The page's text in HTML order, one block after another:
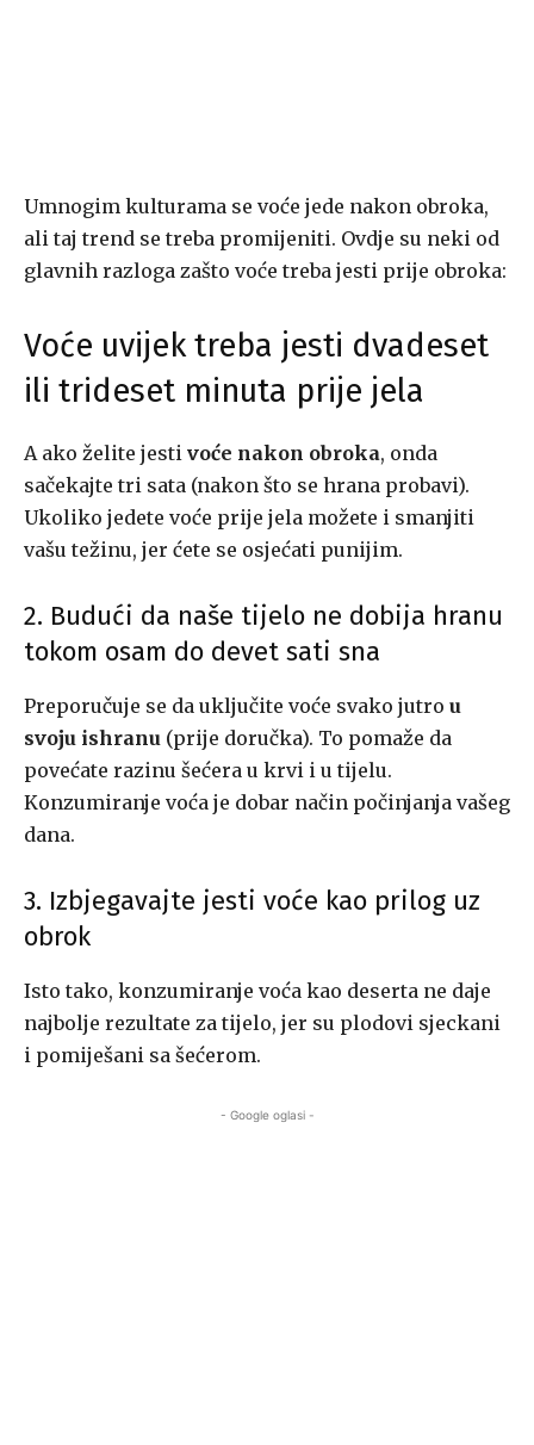
Umnogim kulturama se voće jede nakon obroka,
ali taj trend se treba promijeniti. Ovdje su neki od
glavnih razloga zašto voće treba jesti prije obroka:
Voće uvijek treba jesti dvadeset
ili trideset minuta prije jela
A ako želite jesti voće nakon obroka, onda
sačekajte tri sata (nakon što se hrana probavi).
Ukoliko jedete voće prije jela možete i smanjiti
vašu težinu, jer ćete se osjećati punijim.
2. Budući da naše tijelo ne dobija hranu
tokom osam do devet sati sna
Preporučuje se da uključite voće svako jutro u
svoju ishranu (prije doručka). To pomaže da
povećate razinu šećera u krvi i u tijelu.
Konzumiranje voća je dobar način počinjanja vašeg
dana.
3. Izbjegavajte jesti voće kao prilog uz
obrok
Isto tako, konzumiranje voća kao deserta ne daje
najbolje rezultate za tijelo, jer su plodovi sjeckani
i pomiješani sa šećerom.
- Google oglasi -